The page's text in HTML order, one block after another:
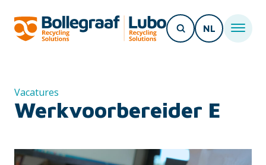
NL
Vacatures
Werkvoorbereider E